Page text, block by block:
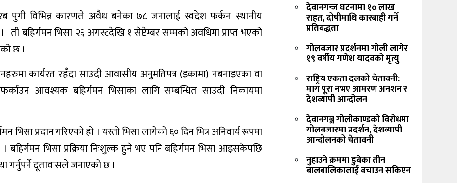
पुगी विभिन्न कारणले अवैध बनेका ७८ जनालाई स्वदेश फर्कन स्थानीय
बहिर्गमन भिसा २६ अगस्टदेखि १ सेप्टेम्बर सम्मको अवधिमा प्राप्त भएको
छ ।
कार्यरत रहँदा साउदी आवासीय अनुमतिपत्र (इकामा) नबनाइएका वा
आवश्यक बहिर्गमन भिसाका लागि सम्बन्धित साउदी निकायमा
भिसा प्रदान गरिएको हो । यस्तो भिसा लागेको ६० दिन भित्र अनिवार्य रूपमा
बहिर्गमन भिसा प्रक्रिया निःशुल्क हुने भए पनि बहिर्गमन भिसा आइसकेपछि
गर्नुपर्ने दूतावासले जनाएको छ ।
देवानगन्ज घटनामा १० लाख
राहत, दोषीमाथि कारबाही गर्ने
प्रतिबद्धता
गोलबजार प्रदर्शनमा गोली लागेर
१९ वर्षीय गणेश यादवको मृत्यु
राष्ट्रिय एकता दलको चेतावनी:
माग पूरा नभए आमरण अनशन र
देशव्यापी आन्दोलन
देवानगञ्ज गोलीकाण्डको विरोधमा
गोलबजारमा प्रदर्शन, देशव्यापी
आन्दोलनको चेतावनी
नुहाउने क्रममा डुबेका तीन
बालबालिकालाई बचाउन सकिएन